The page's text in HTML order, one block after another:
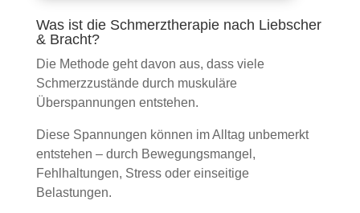
Was ist die Schmerztherapie nach Liebscher
& Bracht?
Die Methode geht davon aus, dass viele
Schmerzzustände durch muskuläre
Überspannungen entstehen.
Diese Spannungen können im Alltag unbemerkt
entstehen – durch Bewegungsmangel,
Fehlhaltungen, Stress oder einseitige
Belastungen.